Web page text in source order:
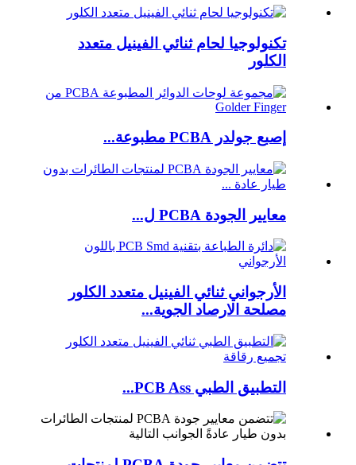
تكنولوجيا لحام ثنائي الفينيل متعدد
الكلور
إصبع جولدر PCBA مطبوعة...
معايير الجودة PCBA ل...
الأرجواني ثنائي الفينيل متعدد الكلور
مصلحة الارصاد الجوية...
التطبيق الطبي PCB Ass...